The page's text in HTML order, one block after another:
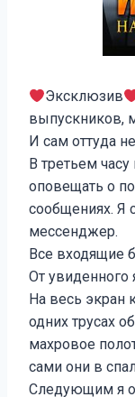
Эксклюзив
выпускников,
И сам оттуда
В третьем
оповещать о
сообщениях. Я
мессенджер.
Все входящие
От
На весь экран
одних трусах
махровое
сами они в
Следующим я